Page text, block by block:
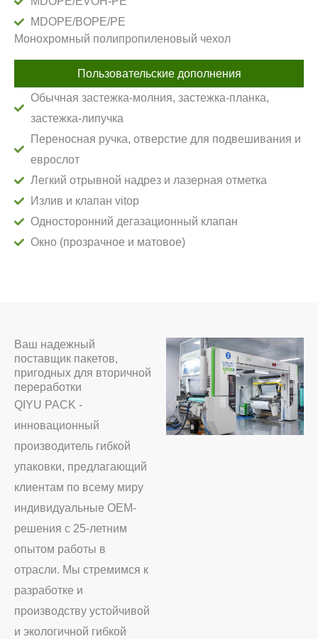
MDOPE/BOPE/PE
Монохромный полипропиленовый чехол
Пользовательские дополнения
Обычная застежка-молния, застежка-планка,
застежка-липучка
Переносная ручка, отверстие для подвешивания и
еврослот
Легкий отрывной надрез и лазерная отметка
Излив и клапан vitop
Односторонний дегазационный клапан
Окно (прозрачное и матовое)
Ваш надежный
поставщик пакетов,
пригодных для вторичной
переработки
QIYU PACK -
инновационный
производитель гибкой
упаковки, предлагающий
клиентам по всему миру
индивидуальные OEM-
решения с 25-летним
опытом работы в
отрасли. Мы стремимся к
разработке и
производству устойчивой
и экологичной гибкой